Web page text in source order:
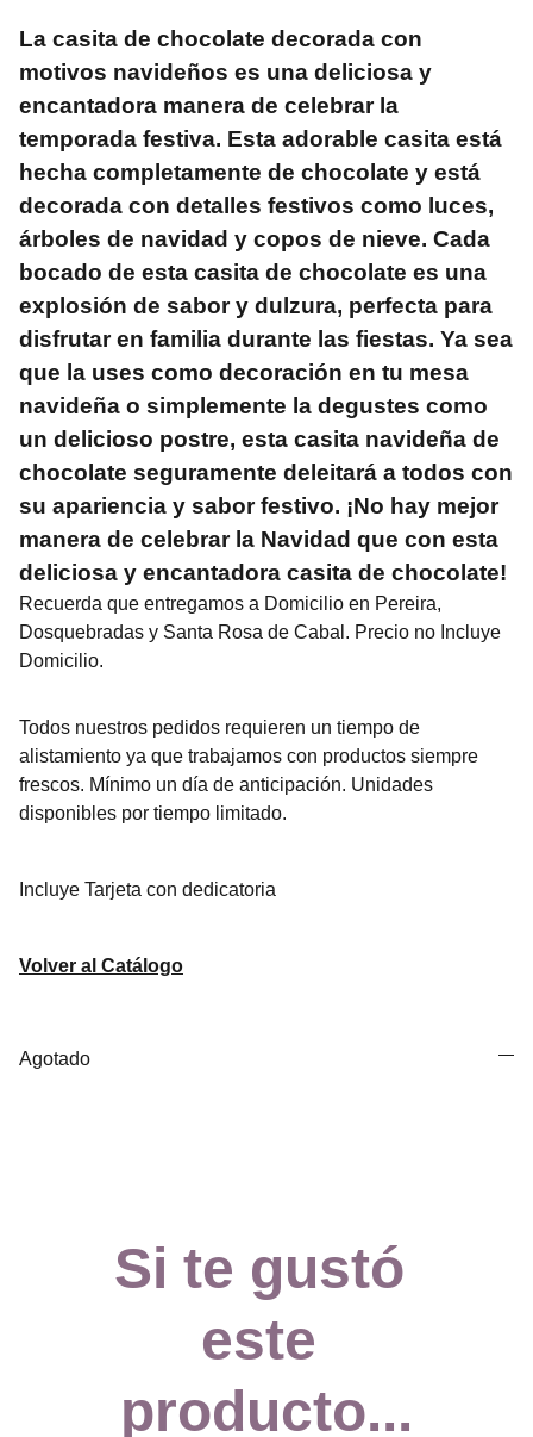
La casita de chocolate decorada con
motivos navideños es una deliciosa y
encantadora manera de celebrar la
temporada festiva. Esta adorable casita está
hecha completamente de chocolate y está
decorada con detalles festivos como luces,
árboles de navidad y copos de nieve. Cada
bocado de esta casita de chocolate es una
explosión de sabor y dulzura, perfecta para
disfrutar en familia durante las fiestas. Ya sea
que la uses como decoración en tu mesa
navideña o simplemente la degustes como
un delicioso postre, esta casita navideña de
chocolate seguramente deleitará a todos con
su apariencia y sabor festivo. ¡No hay mejor
manera de celebrar la Navidad que con esta
deliciosa y encantadora casita de chocolate!
Recuerda que entregamos a Domicilio en Pereira,
Dosquebradas y Santa Rosa de Cabal. Precio no Incluye
Domicilio.
Todos nuestros pedidos requieren un tiempo de
alistamiento ya que trabajamos con productos siempre
frescos. Mínimo un día de anticipación. Unidades
disponibles por tiempo limitado.
Incluye Tarjeta con dedicatoria
Volver al Catálogo
Agotado
Si te gustó
este
producto...